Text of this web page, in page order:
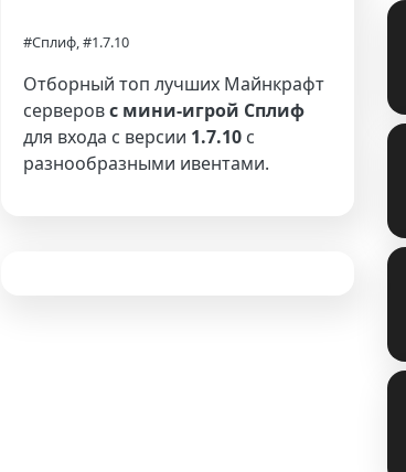
#Сплиф, #1.7.10
Отборный топ лучших Майнкрафт
серверовс мини-игрой Сплиф
для входа с версии 1.7.10 с
разнообразными ивентами.